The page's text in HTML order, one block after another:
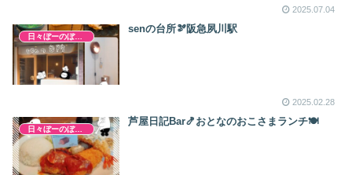
2025.07.04
日々ぼーのぼーの
senの台所🫘阪急夙川駅
2025.02.28
日々ぼーのぼーの
芦屋日記Bar🍤おとなのおこさまランチ🍽